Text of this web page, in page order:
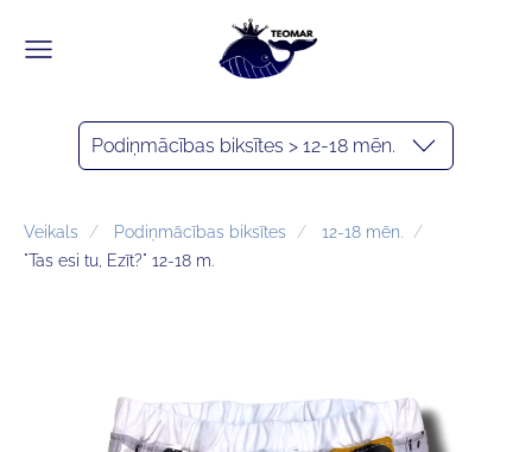
Podiņmācības biksītes > 12-18 mēn.
Veikals Podiņmācības biksītes
12-18 mēn.
"Tas esi tu, Ezīt?" 12-18 m.